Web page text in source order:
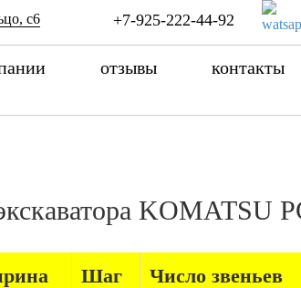
с6 +7-925-222-44-92
отзывы контакты
KOMATSU
Шаг Число звеньев